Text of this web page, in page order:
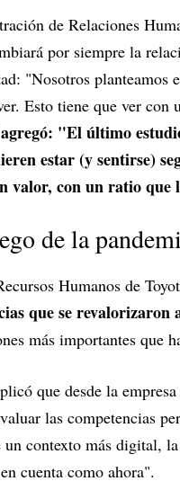
de Relaciones
por siempre la
"Nosotros planteamos
Esto tiene que ver con
"El último
estar (y sentirse)
valor, con un ratio que
de la
Humanos de
que se revalorizaron
más importantes que
que desde la
las competencias
contexto más digital,
cuenta como ahora".